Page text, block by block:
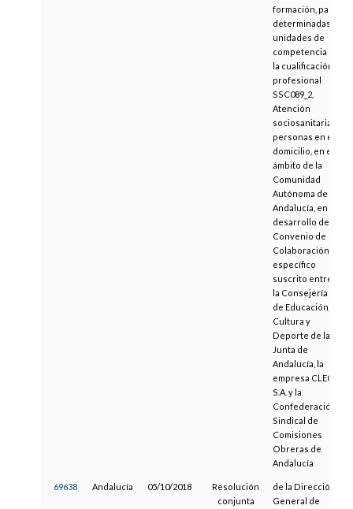
formación, para
determinadas
unidades de
competencia de
la cualificación
profesional
SSC089_2,
Atención
sociosanitaria a
personas en el
domicilio, en el
ámbito de la
Comunidad
Autónoma de
Andalucía, en
desarrollo del
Convenio de
Colaboración
específico
suscrito entre
la Consejería
de Educación,
Cultura y
Deporte de la
Junta de
Andalucía, la
empresa CLECE,
S.A. y la
Confederación
Sindical de
Comisiones
Obreras de
Andalucía
69638 Andalucía 05/10/2018
Resolución
conjunta
de la Dirección
General de